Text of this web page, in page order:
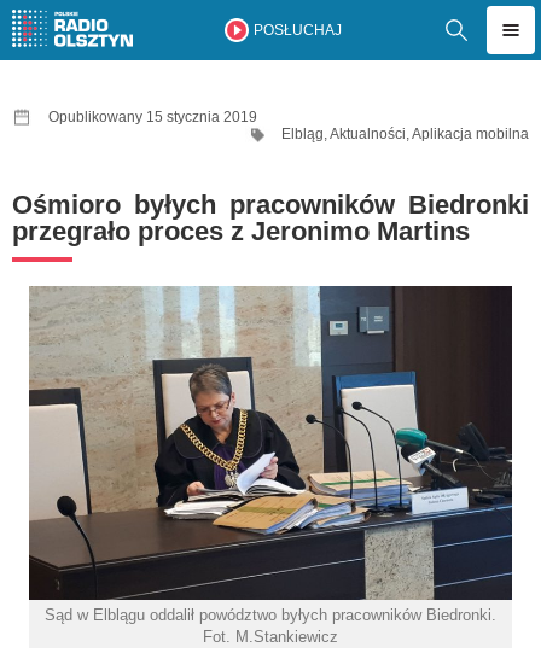
POSŁUCHAJ
Opublikowany 15 stycznia 2019
Elbląg,Aktualności,Aplikacja mobilna
Ośmioro byłych pracowników Biedronki
przegrało proces z Jeronimo Martins
Sąd w Elblągu oddalił powództwo byłych pracowników Biedronki.
Fot. M.Stankiewicz